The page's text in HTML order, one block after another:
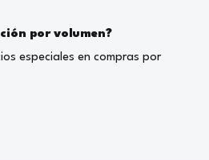
por volumen?
especiales en compras por